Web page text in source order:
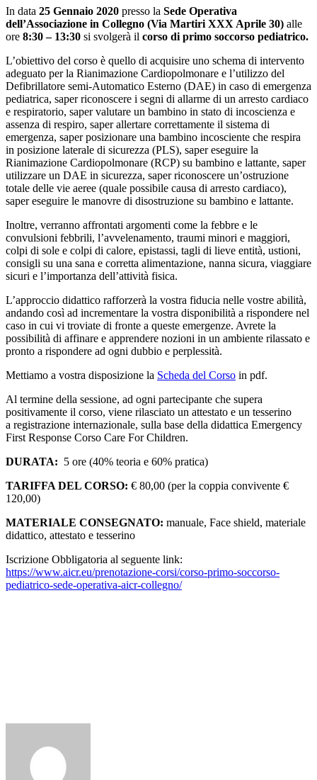
In data 25 Gennaio 2020 presso la Sede Operativa
dell’Associazione in Collegno (Via Martiri XXX Aprile 30) alle
ore 8:30 – 13:30 si svolgerà il corso di primo soccorso pediatrico.
L’obiettivo del corso è quello di acquisire uno schema di intervento
adeguato per la Rianimazione Cardiopolmonare e l’utilizzo del
Defibrillatore semi-Automatico Esterno (DAE) in caso di emergenza
pediatrica, saper riconoscere i segni di allarme di un arresto cardiaco
e respiratorio, saper valutare un bambino in stato di incoscienza e
assenza di respiro, saper allertare correttamente il sistema di
emergenza, saper posizionare una bambino incosciente che respira
in posizione laterale di sicurezza (PLS), saper eseguire la
Rianimazione Cardiopolmonare (RCP) su bambino e lattante, saper
utilizzare un DAE in sicurezza, saper riconoscere un’ostruzione
totale delle vie aeree (quale possibile causa di arresto cardiaco),
saper eseguire le manovre di disostruzione su bambino e lattante.
Inoltre, verranno affrontati argomenti come la febbre e le
convulsioni febbrili, l’avvelenamento, traumi minori e maggiori,
colpi di sole e colpi di calore, epistassi, tagli di lieve entità, ustioni,
consigli su una sana e corretta alimentazione, nanna sicura, viaggiare
sicuri e l’importanza dell’attività fisica.
L’approccio didattico rafforzerà la vostra fiducia nelle vostre abilità,
andando così ad incrementare la vostra disponibilità a rispondere nel
caso in cui vi troviate di fronte a queste emergenze. Avrete la
possibilità di affinare e apprendere nozioni in un ambiente rilassato e
pronto a rispondere ad ogni dubbio e perplessità.
Mettiamo a vostra disposizione la Scheda del Corso in pdf.
Al termine della sessione, ad ogni partecipante che supera
positivamente il corso, viene rilasciato un attestato e un tesserino
a registrazione internazionale, sulla base della didattica Emergency
First Response Corso Care For Children.
DURATA: 5 ore (40% teoria e 60% pratica)
TARIFFA DEL CORSO: € 80,00 (per la coppia convivente €
120,00)
MATERIALE CONSEGNATO: manuale, Face shield, materiale
didattico, attestato e tesserino
Iscrizione Obbligatoria al seguente link:
https://www.aicr.eu/prenotazione-corsi/corso-primo-soccorso-
pediatrico-sede-operativa-aicr-collegno/